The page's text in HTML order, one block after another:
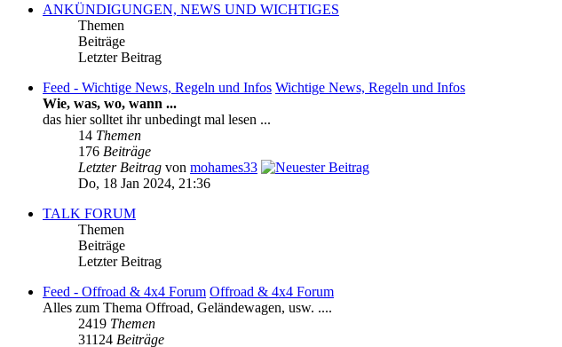
ANKÜNDIGUNGEN, NEWS UND WICHTIGES
Themen
Beiträge
Letzter Beitrag
Feed - Wichtige News, Regeln und Infos Wichtige News, Regeln und Infos
Wie, was, wo, wann ...
das hier solltet ihr unbedingt mal lesen ...
14 Themen
176 Beiträge
Letzter Beitrag von mohames33
Do, 18 Jan 2024, 21:36
TALK FORUM
Themen
Beiträge
Letzter Beitrag
Feed - Offroad & 4x4 Forum Offroad & 4x4 Forum
Alles zum Thema Offroad, Geländewagen, usw. ....
2419 Themen
31124 Beiträge